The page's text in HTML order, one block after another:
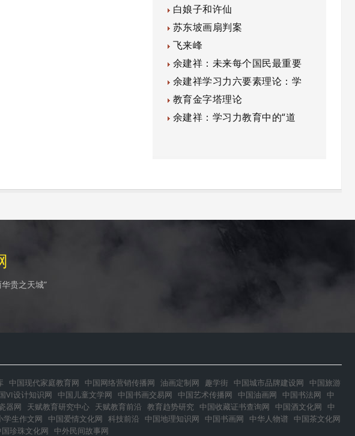
白娘子和许仙
苏东坡画扇判案
飞来峰
余建祥：未来每个国民最重要
余建祥学习力六要素理论：学
教育金字塔理论
余建祥：学习力教育中的“道
贵之天城”
中国现代家庭教育网 中国网络营销传播网 油画定制网 趣学街 中国城市品牌建设网
中国旅游
VI设计知识网 中国儿童文学网 中国书画交易网 中国艺术传播网 中国油画网 中国书法网
中
器网 天赋教育研究中心 天赋教育前沿 教育趋势研究 中国收藏证书查询网 中国酒文化网
中
学生作文网 中国爱情文化网 科技前沿 中国地理知识网 中国书画网 中华人物谱
中国茶文化网
国珍珠文化网 中外民间故事网